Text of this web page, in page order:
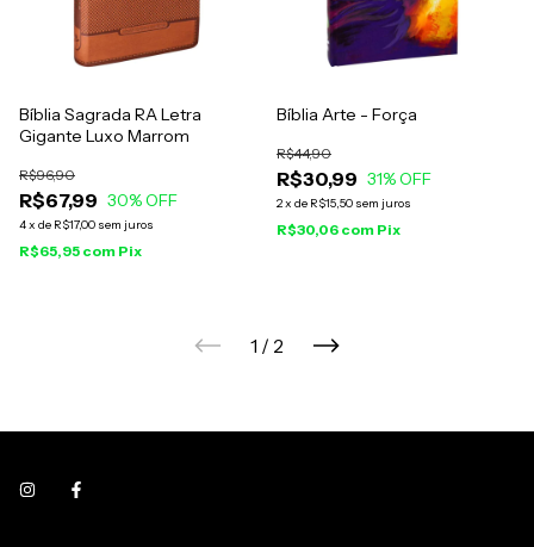
Bíblia Sagrada RA Letra
Gigante Luxo Marrom
R$67,99
R$96,90
30% OFF
4x de R$17,00 sem juros
R$65,95 com Pix
Bíblia Arte - Força
R$30,99
R$44,90
31% OFF
2x de R$15,50 sem juros
R$30,06 com Pix
1 / 2